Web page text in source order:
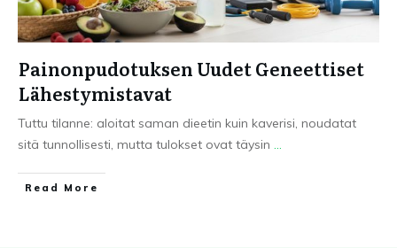
Painonpudotuksen Uudet Geneettiset
Lähestymistavat
Tuttu tilanne: aloitat saman dieetin kuin kaverisi, noudatat
sitä tunnollisesti, mutta tulokset ovat täysin ...
Read More